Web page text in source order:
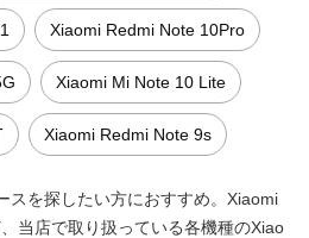
Xiaomi Redmi Note 10Pro
Xiaomi Mi Note 10 Lite
Xiaomi Redmi Note 9s
スを探したい方におすすめ。Xiaomi
当店で取り扱っている各機種のXiao